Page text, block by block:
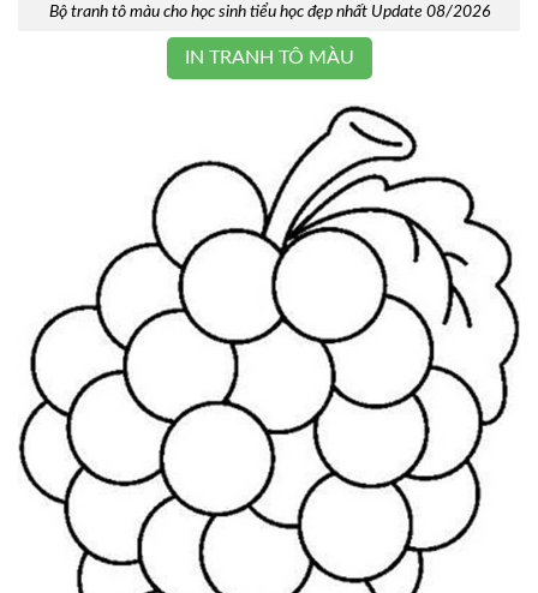
Bộ tranh tô màu cho học sinh tiểu học đẹp nhất Update 08/2026
IN TRANH TÔ MÀU